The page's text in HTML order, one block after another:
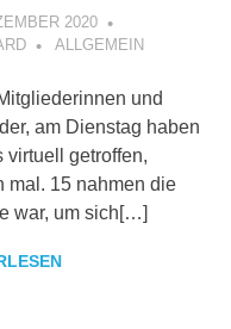
2020
ALLGEMEIN
und
am Dienstag haben
virtuell getroffen,
mal. 15 nahmen die
war, um sich[…]